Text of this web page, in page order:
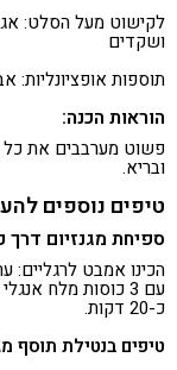
לקישוט מעל הסלט:
ושקדים
תוספות אופציונליות:
הוראות הכנה:
פשוט מערבבים את כל
ובריא.
טיפים נוספים
ספיחת מגנזיום דרך
עם 3 כוסות מלח
כ-20 דקות.
טיפים בנטילת תוסף